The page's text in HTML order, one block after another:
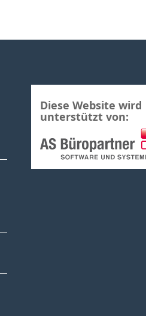
Diese Website wird
unterstützt von: